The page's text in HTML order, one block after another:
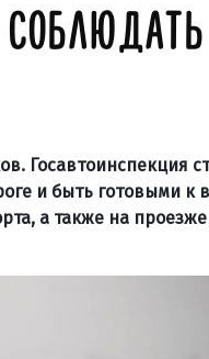
Госавтоинспекция
и быть готовыми к
а также на